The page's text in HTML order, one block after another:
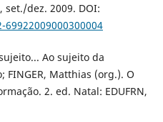
set./dez. 2009. DOI:
Ao sujeito da
FINGER, Matthias (org.). O
2. ed. Natal: EDUFRN,